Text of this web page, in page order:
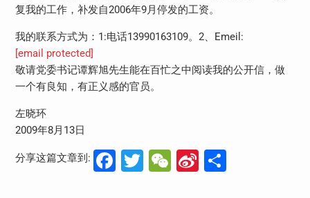
复我的工作，补发自2006年9月停发的工资。
我的联系方式为：1:电话13990163109。2、Emeil:
[email protected]
敬请党委书记谭辉旭先生能在百忙之中阅读我的公开信，做
一个有良知，有正义感的官员。
左晓环
2009年8月13日
分享这篇文章到: Facebook
Twitter
WeChat
Sina分